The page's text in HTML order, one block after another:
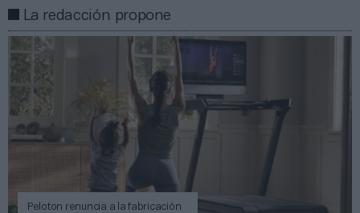
La redacción propone
Peloton renuncia a la fabricación